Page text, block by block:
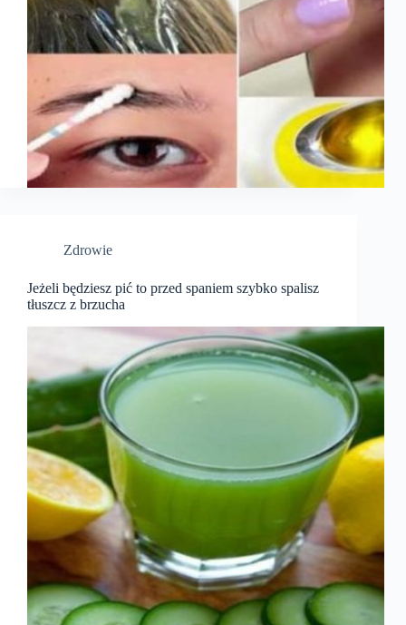
Zdrowie
Jeżeli będziesz pić to przed spaniem szybko spalisz
tłuszcz z brzucha